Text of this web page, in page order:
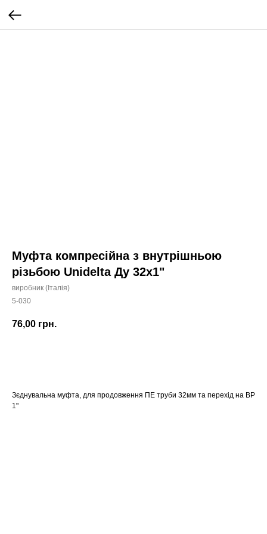
Муфта компресійна з внутрішньою
різьбою Unidelta Ду 32x1"
виробник (Італія)
5-030
76,00 грн.
Зєднувальна муфта, для продовження ПЕ труби 32мм та перехід на ВР
1"